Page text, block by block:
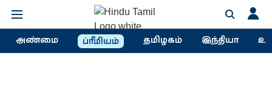
அண்மை ப்ரீமியம் தமிழகம் இந்தியா